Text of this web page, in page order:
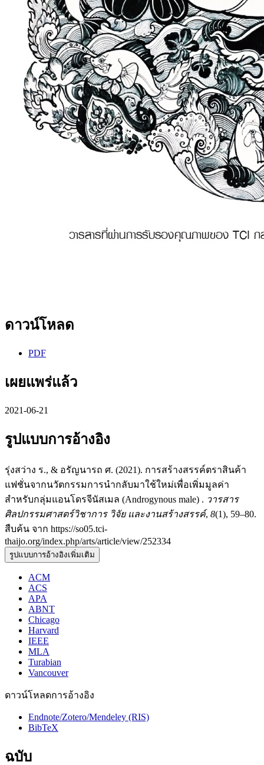
ดาวน์โหลด
PDF
เผยแพร่แล้ว
2021-06-21
รูปแบบการอ้างอิง
รุ่งสว่าง ร., & อรัญนารถ ศ. (2021). การสร้างสรรค์ตราสินค้า
แฟชั่นจากนวัตกรรมการนำกลับมาใช้ใหม่เพื่อเพิ่มมูลค่า
สำหรับกลุ่มแอนโดรจีนัสเมล (Androgynous male) . วารสาร
ศิลปกรรมศาสตร์วิชาการ วิจัย และงานสร้างสรรค์, 8(1), 59–80.
สืบค้น จาก https://so05.tci-
thaijo.org/index.php/arts/article/view/252334
รูปแบบการอ้างอิงเพิ่มเติม
ACM
ACS
APA
ABNT
Chicago
Harvard
IEEE
MLA
Turabian
Vancouver
ดาวน์โหลดการอ้างอิง
Endnote/Zotero/Mendeley (RIS)
BibTeX
ฉบับ